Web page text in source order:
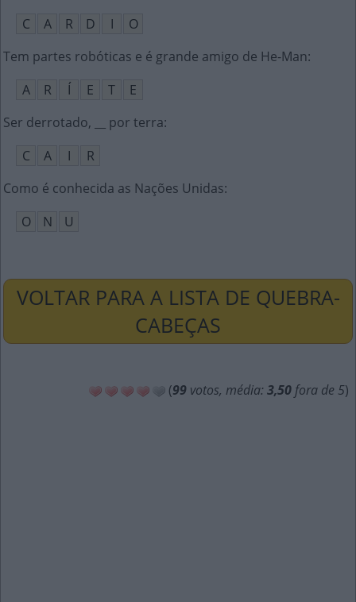
C
A R D I
O
Tem partes robóticas e é grande amigo de He-Man:
A
R Í E T
E
Ser derrotado, __ por terra:
C
A I
R
Como é conhecida as Nações Unidas:
O
N U
VOLTAR PARA A LISTA DE QUEBRA-
CABEÇAS
(99 votos, média: 3,50 fora de 5)